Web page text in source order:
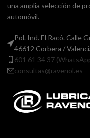
una amplia selección de
automóvil.
Pol. Ind. El Racó. Calle
46612 Corbera /
601 61 34 37
consultas@ravenol.es